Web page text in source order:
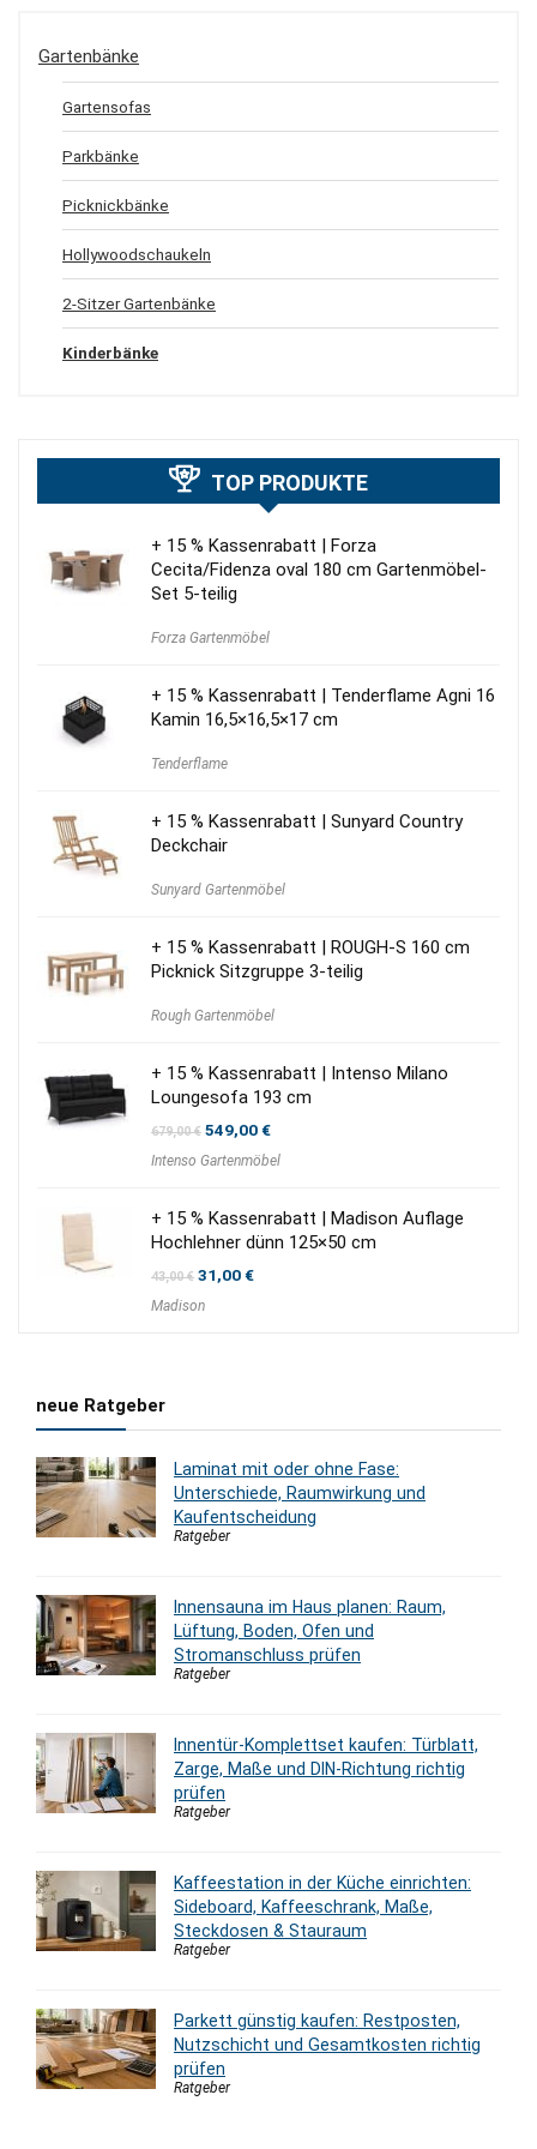
Gartenbänke
Gartensofas
Parkbänke
Picknickbänke
Hollywoodschaukeln
2-Sitzer Gartenbänke
Kinderbänke
TOP PRODUKTE
+ 15 % Kassenrabatt | Forza
Cecita/Fidenza oval 180 cm Gartenmöbel-
Set 5-teilig
Forza Gartenmöbel
+ 15 % Kassenrabatt | Tenderflame Agni 16
Kamin 16,5×16,5×17 cm
Tenderflame
+ 15 % Kassenrabatt | Sunyard Country
Deckchair
Sunyard Gartenmöbel
+ 15 % Kassenrabatt | ROUGH-S 160 cm
Picknick Sitzgruppe 3-teilig
Rough Gartenmöbel
+ 15 % Kassenrabatt | Intenso Milano
Loungesofa 193 cm
679,00€ Ursprünglicher
war:
549,00€Aktueller
ist:
Intenso Gartenmöbel
+ 15 % Kassenrabatt | Madison Auflage
Hochlehner dünn 125×50 cm
43,00€ Ursprünglicher
war:
31,00€Aktueller
Madison
neue Ratgeber
Laminat mit oder ohne Fase:
Unterschiede, Raumwirkung und
Kaufentscheidung
Ratgeber
Innensauna im Haus planen: Raum,
Lüftung, Boden, Ofen und
Stromanschluss prüfen
Ratgeber
Innentür-Komplettset kaufen: Türblatt,
Zarge, Maße und DIN-Richtung richtig
prüfen
Ratgeber
Kaffeestation in der Küche einrichten:
Sideboard, Kaffeeschrank, Maße,
Steckdosen & Stauraum
Ratgeber
Parkett günstig kaufen: Restposten,
Nutzschicht und Gesamtkosten richtig
prüfen
Ratgeber